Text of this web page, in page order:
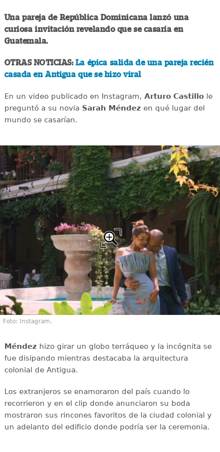
Una pareja de República Dominicana lanzó una
curiosa invitación revelando que se casaría en
Guatemala.
OTRAS NOTICIAS: La épica salida de una pareja recién
casada en Antigua que se hizo viral
En un video publicado en Instagram, Arturo Castillole
preguntó a su novia Sarah Méndez en qué lugar del
mundo se casarían.
Foto: Instagram.
Méndez hizo girar un globo terráqueo y la incógnita se
fue disipando mientras destacaba la arquitectura
colonial de Antigua.
Los extranjeros se enamoraron del país cuando lo
recorrieron y en el clip donde anunciaron su boda
mostraron sus rincones favoritos de la ciudad colonial y
un adelanto del edificio donde podría ser la ceremonia.